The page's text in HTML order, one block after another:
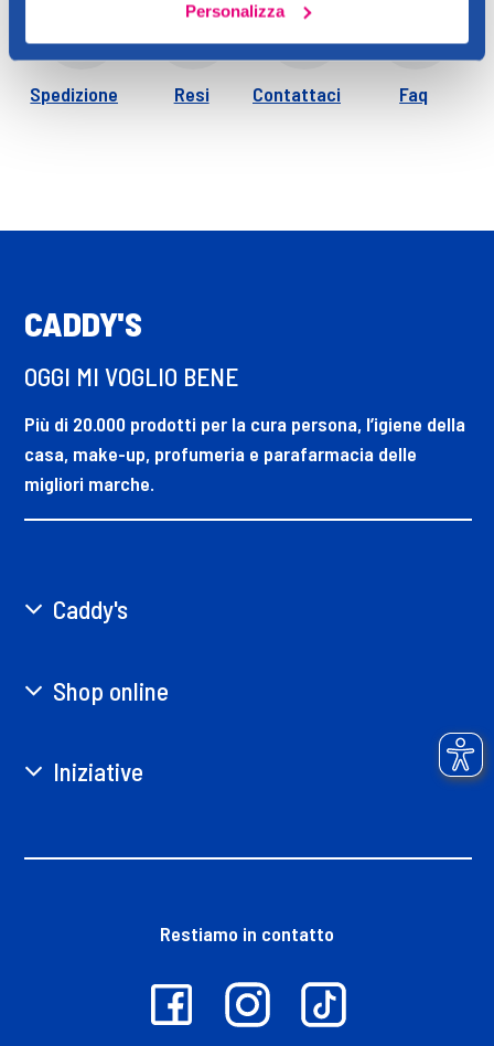
Personalizza
Spedizione Resi Contattaci Faq
CADDY'S
OGGI MI VOGLIO BENE
Più di 20.000 prodotti per la cura persona, l’igiene della
casa, make-up, profumeria e parafarmacia delle
migliori marche.
Caddy's
Shop online
Iniziative
Restiamo in contatto